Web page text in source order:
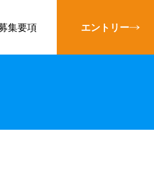
集要項 エントリー